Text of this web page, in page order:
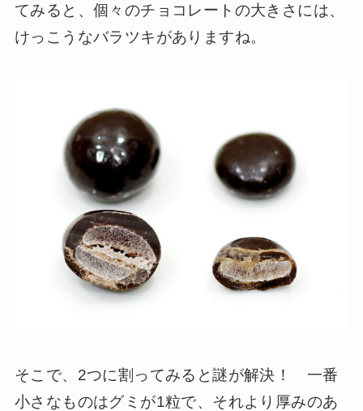
てみると、個々のチョコレートの大きさには、
けっこうなバラツキがありますね。
そこで、2つに割ってみると謎が解決！ 一番
小さなものはグミが1粒で、それより厚みのあ